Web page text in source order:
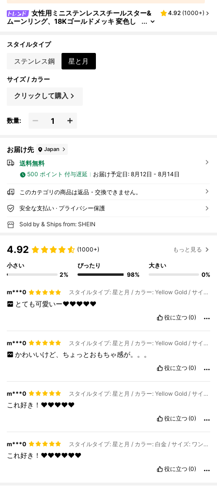
女性用ミニステンレススチールスター&
ムーンリング、18Kゴールドメッキ 変色し
サリー、クリスマスプレゼント マザー/ベストフ
4.92 (1000+)
スタイルタイプ
ステンレス鋼 星と月
サイズ / カラー
クリックして購入
数量:
お届け先 Japan
送料無料
500 ポイント 付与遅延 お届け予定日: 8月12日 - 8月14日
このカテゴリの商品は返品・交換できません。
安全な支払い · プライバシー保護
Sold by & Ships from: SHEIN
4.92 (1000+) もっと見る
小さい
2%
ぴったり
98%
大きい
0%
m***0 スタイルタイプ: 星と月 / カラー: Yellow Gold / サイズ: ワンサイズ
とても可愛いー❤️❤️❤️❤️❤️
役に立つ (0)
m***0 スタイルタイプ: 星と月 / カラー: Yellow Gold / サイズ: ワンサイズ
かわいいけど、ちょっとおもちゃ感が。。。
役に立つ (0)
m***0 スタイルタイプ: 星と月 / カラー: Yellow Gold / サイズ: ワンサイズ
これ好き！❤️❤️❤️❤️❤️
役に立つ (0)
m***0 スタイルタイプ: 星と月 / カラー: 白金 / サイズ: ワンサイズ
これ好き！❤️❤️❤️❤️❤️❤️
役に立つ (0)